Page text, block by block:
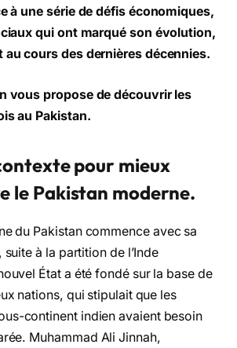
à une série de défis économiques,
qui ont marqué son évolution,
au cours des dernières décennies.
vous propose de découvrir les
au Pakistan.
pour mieux
le Pakistan moderne.
du Pakistan commence avec sa
suite à la partition de l’Inde
État a été fondé sur la base de
nations, qui stipulait que les
continent indien avaient besoin
Muhammad Ali Jinnah,